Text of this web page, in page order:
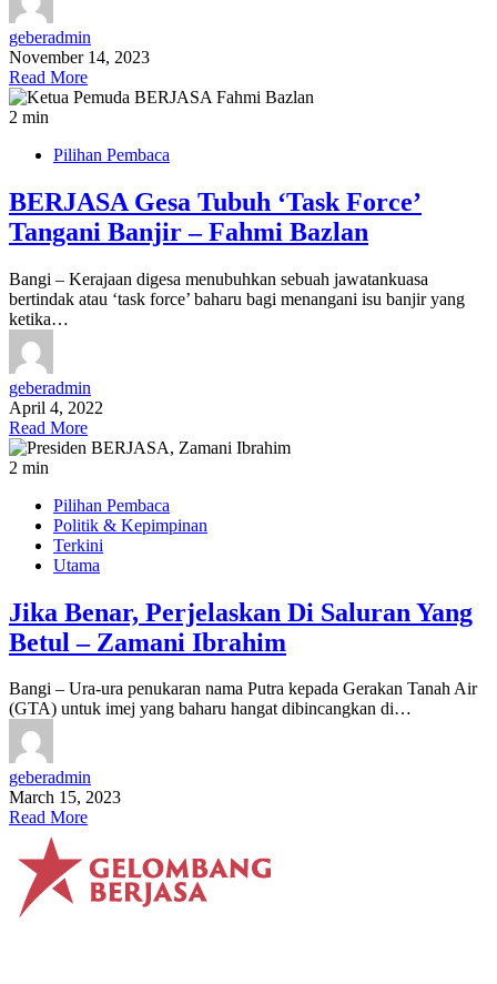
geberadmin
November 14, 2023
Read More
2 min
Pilihan Pembaca
BERJASA Gesa Tubuh ‘Task Force’
Tangani Banjir – Fahmi Bazlan
Bangi – Kerajaan digesa menubuhkan sebuah jawatankuasa
bertindak atau ‘task force’ baharu bagi menangani isu banjir yang
ketika…
geberadmin
April 4, 2022
Read More
2 min
Pilihan Pembaca
Politik & Kepimpinan
Terkini
Utama
Jika Benar, Perjelaskan Di Saluran Yang
Betul – Zamani Ibrahim
Bangi – Ura-ura penukaran nama Putra kepada Gerakan Tanah Air
(GTA) untuk imej yang baharu hangat dibincangkan di…
geberadmin
March 15, 2023
Read More